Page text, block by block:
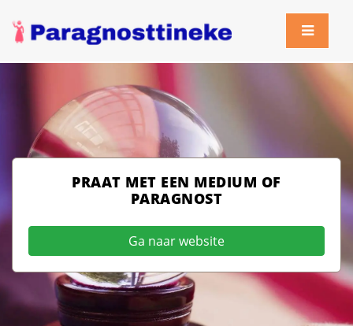
PRAAT MET EEN MEDIUM OF
PARAGNOST
Ga naar website